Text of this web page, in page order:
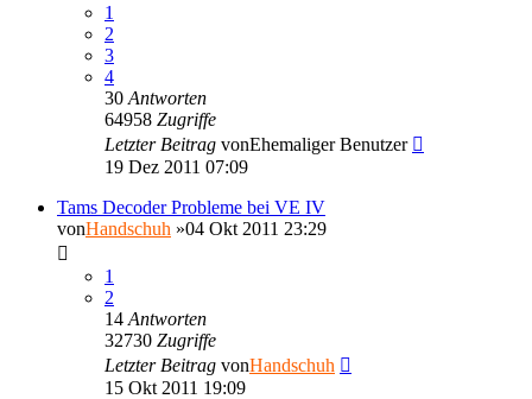
1
2
3
4
30 Antworten
64958 Zugriffe
Letzter Beitrag vonEhemaliger Benutzer
19 Dez 2011 07:09
Tams Decoder Probleme bei VE IV
vonHandschuh »04 Okt 2011 23:29
1
2
14 Antworten
32730 Zugriffe
Letzter Beitrag vonHandschuh
15 Okt 2011 19:09